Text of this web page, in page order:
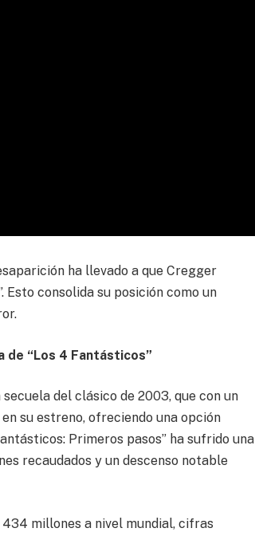
ha llevado a que Cregger
Esto consolida su posición como un
de “Los 4 Fantásticos”
del clásico de 2003, que con un
su estreno, ofreciendo una opción
Primeros pasos” ha sufrido una
recaudados y un descenso notable
millones a nivel mundial, cifras